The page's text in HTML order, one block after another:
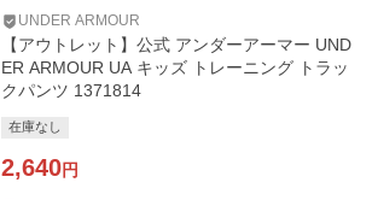
UNDER ARMOUR
【アウトレット】公式 アンダーアーマー UND
ER ARMOUR UA キッズ トレーニング トラッ
クパンツ 1371814
在庫なし
2,640円